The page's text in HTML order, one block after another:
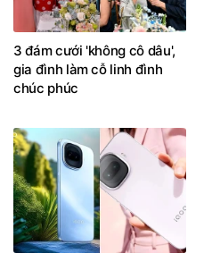
3 đám cưới 'không cô dâu',
gia đình làm cỗ linh đình
chúc phúc